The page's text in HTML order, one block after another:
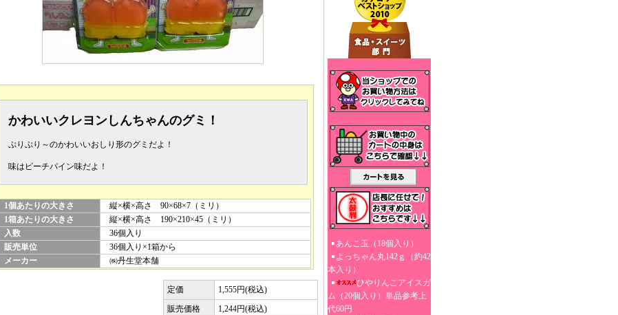
かわいいクレヨンしんちゃんのグミ！
ぷりぷり～のかわいいおしり形のグミだよ！
味はピーチパイン味だよ！
1個あたりの大きさ
縦×横×高さ 90×68×7（ミリ）
1箱あたりの大きさ
縦×横×高さ 190×210×45（ミリ）
入数
36個入り
販売単位
36個入り×1箱から
メーカー
㈱丹生堂本舗
定価
1,555円(税込)
販売価格
1,244円(税込)
あんこ玉（18個入り）
よっちゃん丸142ｇ（約42
本入り）
ひやりんこアイスガ
ム（20個入り）単品参考上
代60円